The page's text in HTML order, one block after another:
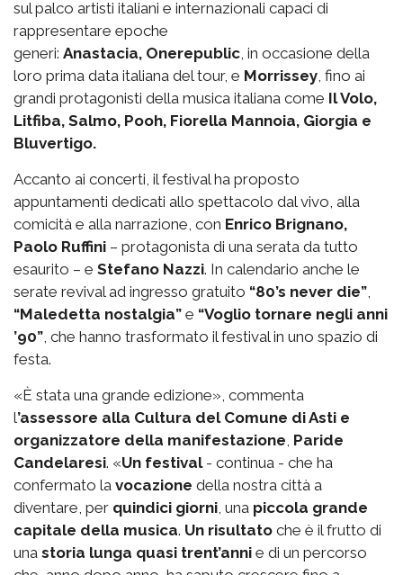
sul palco artisti italiani e internazionali capaci di
rappresentare epoche
generi: Anastacia, Onerepublic , in occasione della
loro prima data italiana del tour, e Morrissey , fino ai
grandi protagonisti della musica italiana come Il Volo,
Litfiba, Salmo, Pooh, Fiorella Mannoia, Giorgia e
Bluvertigo.
Accanto ai concerti, il festival ha proposto
appuntamenti dedicati allo spettacolo dal vivo, alla
comicità e alla narrazione, con Enrico Brignano,
Paolo Ruffini – protagonista di una serata da tutto
esaurito – e Stefano Nazzi. In calendario anche le
serate revival ad ingresso gratuito “80’s never die”
“Maledetta nostalgia” e “Voglio tornare negli anni
’90” , che hanno trasformato il festival in uno spazio di
festa.
«È stata una grande edizione», commenta
l’assessore alla Cultura del Comune di Asti e
organizzatore della manifestazione Paride
Candelaresi. «Un festival- continua - che ha
confermato la vocazione della nostra città a
diventare, per quindici giorni , una piccola grande
capitale della musica. Un risultato che è il frutto di
una storia lunga quasi trent’anni e di un percorso